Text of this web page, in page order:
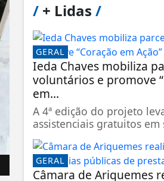
/+ Lidas /
GERAL
Ieda Chaves mobiliza
voluntários e promove
em...
A 4ª edição do projeto
assistenciais gratuitos em
GERAL
Câmara de Ariquemes